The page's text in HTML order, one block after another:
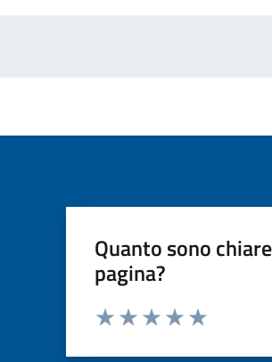
Quanto sono
pagina?
Valuta da 1 a 5 stelle la pagina